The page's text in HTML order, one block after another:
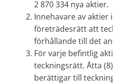
2 870 334 nya aktier.
Innehavare av aktier
företrädesrätt att
förhållande till det
För varje befintlig
teckningsrätt. Åtta
berättigar till